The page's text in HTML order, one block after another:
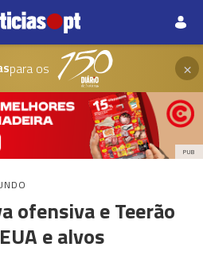
para os ×
PUB
ofensiva e Teerão
e alvos